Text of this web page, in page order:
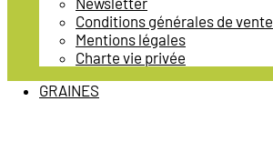
Conditions générales de vente
Mentions légales
Charte vie privée
GRAINES